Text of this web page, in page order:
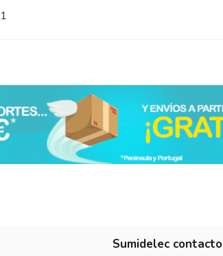
en1 opiniones
a control
las reseñas de este sitio
Sumidelec contacto